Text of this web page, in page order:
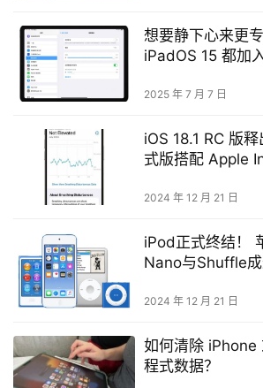
想要静下心来更
iPadOS 15 都加
2025 年 7 月 7 日
iOS 18.1 RC 版
式版搭配 Apple
2024 年 12 月 21 日
iPod正式终结！
Nano与Shuffle
2024 年 12 月 21 日
如何清除 iPhone
程式数据？